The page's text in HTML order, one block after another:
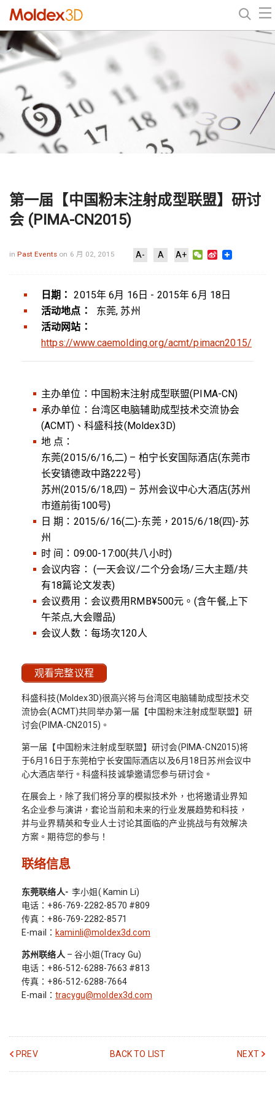
第一届【中国粉末注射成型联盟】研讨
会 (PIMA-CN2015)
inPast Events on 6 月 02, 2015 A- A A+ WeChat
Sina
日期：
2015年 6月 16日 - 2015年 6月 18日
活动地点：
东莞, 苏州
活动网站：
https://www.caemolding.org/acmt/pimacn2015/
主办单位：中国粉末注射成型联盟(PIMA-CN)
承办单位：台湾区电脑辅助成型技术交流协会
(ACMT)、科盛科技(Moldex3D)
地 点：
东莞(2015/6/16,二) – 柏宁长安国际酒店(东莞市
长安镇德政中路222号)
苏州(2015/6/18,四) – 苏州会议中心大酒店(苏州
市道前街100号)
日 期：2015/6/16(二)-东莞，2015/6/18(四)-苏
州
时 间：09:00-17:00(共八小时)
会议内容： (一天会议/二个分会场/三大主题/共
有18篇论文发表)
会议费用：会议费用RMB¥500元。(含午餐,上下
午茶点,大会赠品)
会议人数：每场次120人
观看完整议程
科盛科技(Moldex3D)很高兴将与台湾区电脑辅助成型技术交
流协会(ACMT)共同举办第一届【中国粉末注射成型联盟】研
讨会(PIMA-CN2015)。
第一届【中国粉末注射成型联盟】研讨会(PIMA-CN2015)将
于6月16日于东莞柏宁长安国际酒店以及6月18日苏州会议中
心大酒店举行。科盛科技诚挚邀请您参与研讨会。
在展会上，除了我们将分享的模拟技术外，也将邀请业界知
名企业参与演讲，套论当前和未来的行业发展趋势和科技，
并与业界精英和专业人士讨论其面临的产业挑战与有效解决
方案。期待您的参与！
联络信息
东莞联络人-李小姐( Kamin Li)
电话：+86-769-2282-8570 #809
传真：+86-769-2282-8571
E-mail： kaminli@moldex3d.com
苏州联络人 – 谷小姐(Tracy Gu)
电话：+86-512-6288-7663 #813
传真：+86-512-6288-7664
E-mail： tracygu@moldex3d.com
PREV BACK TO LIST NEXT